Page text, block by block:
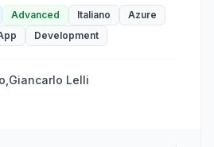
templates to spin up app
consistency and
will explore the power and
and a structured and
we will set up a dev center,
create a project, and finally
Advanced Italiano
Azure
Development
Giancarlo Lelli